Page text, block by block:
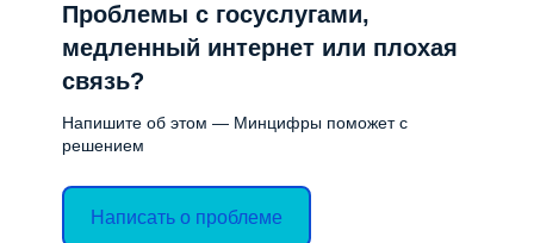
Проблемы с госуслугами,
медленный интернет или плохая
связь?
Напишите об этом — Минцифры поможет с
решением
Написать о проблеме